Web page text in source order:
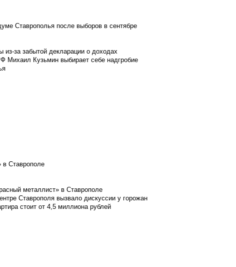
Ставрополья после выборов в сентябре
из-за забытой декларации о доходах
Михаил Кузьмин выбирает себе надгробие
в Ставрополе
металлист» в Ставрополе
Ставрополя вызвало дискуссии у горожан
стоит от 4,5 миллиона рублей